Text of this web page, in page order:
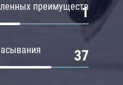
преимуществ
1
37